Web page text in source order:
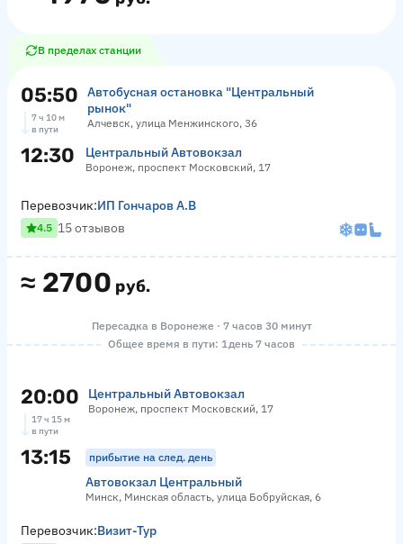
В пределах станции
05:50
Автобусная остановка "Центральный
рынок"
Алчевск, улица Менжинского, 36
7 ч 10 м
в пути
12:30 Центральный Автовокзал
Воронеж, проспект Московский, 17
≈ 2700 руб.
Перевозчик:ИП Гончаров А.В
4.5 15 отзывов
Пересадка в Воронеже · 7 часов 30 минут
Общее время в пути: 1 день 7 часов
20:00 Центральный Автовокзал
Воронеж, проспект Московский, 17
17 ч 15 м
в пути
13:15 прибытие на след. день
Автовокзал Центральный
Минск, Минская область, улица Бобруйская, 6
Перевозчик:Визит-Тур